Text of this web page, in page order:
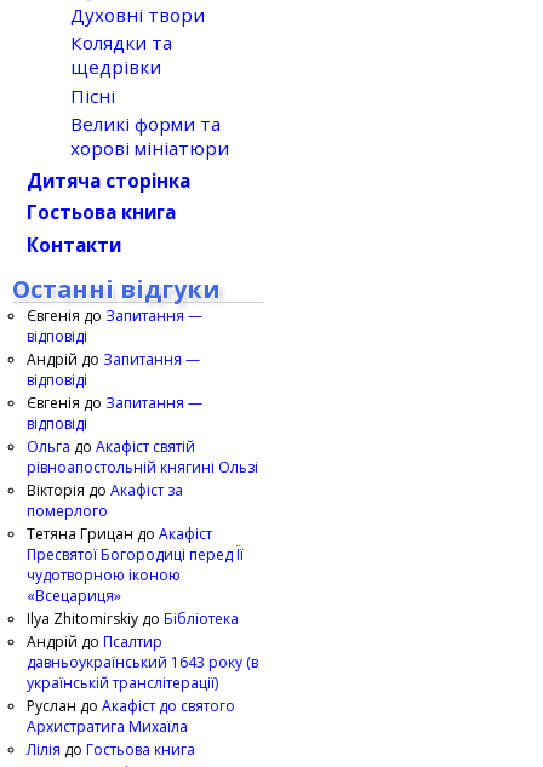
Духовні твори
Колядки та
щедрівки
Пісні
Великі форми та
хорові мініатюри
Дитяча сторінка
Гостьова книга
Контакти
Останні відгуки
Євгенія до Запитання —
відповіді
Андрій до Запитання —
відповіді
Євгенія до Запитання —
відповіді
Ольга до Акафіст святій
рівноапостольній княгині Ользі
Вікторія до Акафіст за
померлого
Тетяна Грицан до Акафіст
Пресвятої Богородиці перед Її
чудотворною іконою
«Всецариця»
Ilya Zhitomirskiy до Бібліотека
Андрій до Псалтир
давньоукраїнський 1643 року (в
українській транслітерації)
Руслан до Акафіст до святого
Архистратига Михаїла
Лілія до Гостьова книга